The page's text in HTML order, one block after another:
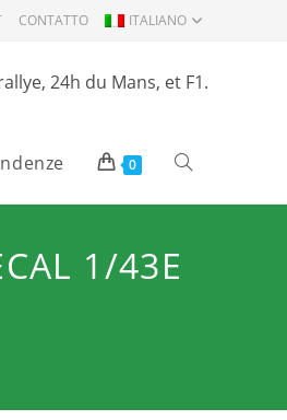
CONTATTO ITALIANO
24h du Mans, et F1.
0 Attiva/disattiva
1/43E